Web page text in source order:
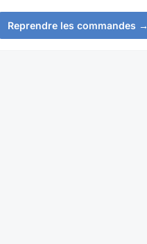
Reprendre les commandes →